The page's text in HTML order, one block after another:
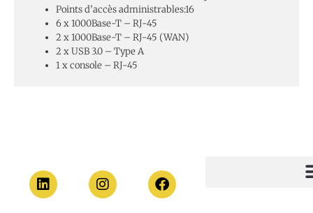
Points d’accès administrables:16
6 x 1000Base-T – RJ-45
2 x 1000Base-T – RJ-45 (WAN)
2 x USB 3.0 – Type A
1 x console – RJ-45